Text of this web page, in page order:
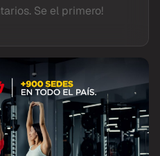
Se el primero!